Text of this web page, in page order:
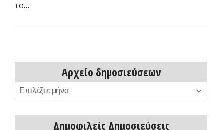
το…
Αρχείο δημοσιεύσεων
Αρχείο
δημοσιεύσεων
Δημοφιλείς Δημοσιεύσεις